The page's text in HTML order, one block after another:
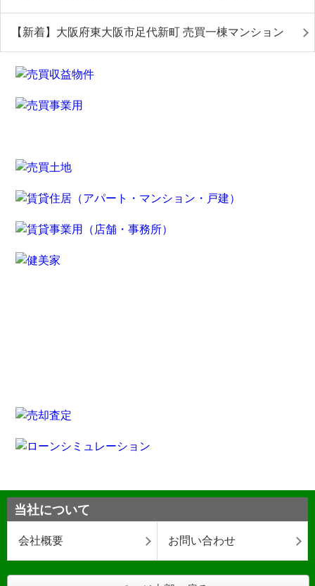
【新着】大阪府東大阪市足代新町 売買一棟マンション
当社について
会社概要 お問い合わせ